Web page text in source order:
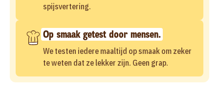
spijsvertering.
Op smaak getest door mensen.
We testen iedere maaltijd op smaak om zeker
te weten dat ze lekker zijn. Geen grap.